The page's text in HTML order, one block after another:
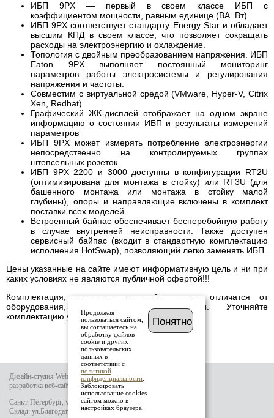
ИБП 9PX — первый в своем классе ИБП с
коэффициентом мощности, равным единице (ВА=Вт).
ИБП 9PX соответствует стандарту Energy Star и обладает
высшим КПД в своем классе, что позволяет сокращать
расходы на электроэнергию и охлаждение.
Топология с двойным преобразованием напряжения. ИБП
Eaton 9PX выполняет постоянный мониторинг
параметров работы электросистемы и регулирования
напряжения и частоты.
Совместим с виртуальной средой (VMware, Hyper-V, Citrix
Xen, Redhat)
Графический ЖК-дисплей отображает на одном экране
информацию о состоянии ИБП и результаты измерений
параметров
ИБП 9PX может измерять потребление электроэнергии
непосредственно на контролируемых группах
штепсельных розеток.
ИБП 9PX 2200 и 3000 доступны в конфигурации RT2U
(оптимизирована для монтажа в стойку) или RT3U (для
башенного монтажа или монтажа в стойку малой
глубины), опоры и направляющие включены в комплект
поставки всех моделей.
Встроенный байпас обеспечивает бесперебойную работу
в случае внутренней неисправности. Также доступен
сервисный байпас (входит в стандартную комплектацию
исполнения HotSwap), позволяющий легко заменять ИБП.
Цены указанные на сайте имеют информативную цель и ни при
каких условиях не являются публичной офертой!!!
Комплектация, указанная на сайте может отличатся от
оборудования, имеющегося в наличии. Уточняйте
комплектацию у менеджера.
Дизайн-студия Website-it
разработка веб-сайта
Санкт-Петербург, ул.Тамбовская д.69 лит.Б
Склад: ул.Благодатная д.64
Продолжая
пользоваться сайтом,
вы соглашаетесь на
обработку файлов
cookie и других
пользовательских
данных в
соответствии с
политикой
конфиденциальности
Заблокировать
использование cookies
сайтом можно в
настройках браузера.
Понятно